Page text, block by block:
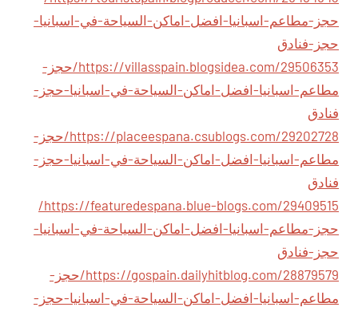
حجز-مطاعم-اسبانيا-افضل-اماكن-السياحة-في-اسبانيا-
حجز-فنادق
https://villasspain.blogsidea.com/29506353/حجز-
مطاعم-اسبانيا-افضل-اماكن-السياحة-في-اسبانيا-حجز-
فنادق
https://placeespana.csublogs.com/29202728/حجز-
مطاعم-اسبانيا-افضل-اماكن-السياحة-في-اسبانيا-حجز-
فنادق
https://featuredespana.blue-blogs.com/29409515/
حجز-مطاعم-اسبانيا-افضل-اماكن-السياحة-في-اسبانيا-
حجز-فنادق
https://gospain.dailyhitblog.com/28879579/حجز-
مطاعم-اسبانيا-افضل-اماكن-السياحة-في-اسبانيا-حجز-